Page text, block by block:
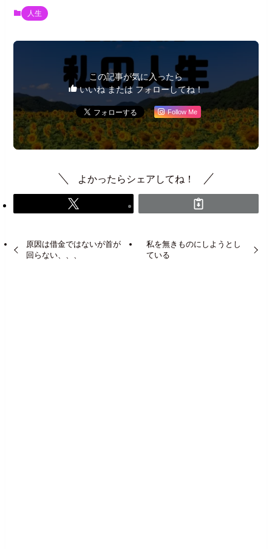
人生
この記事が気に入ったら
いいね または フォローしてね！
Follow Me
よかったらシェアしてね！
原因は借金ではないが首が
回らない、、、
私を無きものにしようとし
ている